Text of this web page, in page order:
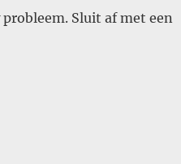
Sluit af met een